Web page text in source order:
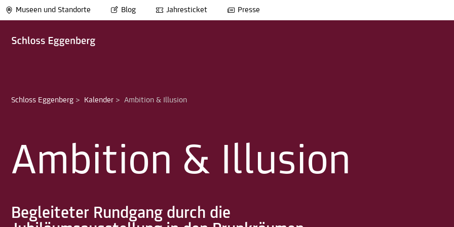
Museen und Standorte Blog Jahresticket Presse
Schloss Eggenberg > Kalender > Ambition & Illusion
Ambition & Illusion
Begleiteter Rundgang durch die